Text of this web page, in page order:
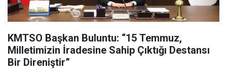
KMTSO Başkan Buluntu: “15 Temmuz,
Milletimizin İradesine Sahip Çıktığı Destansı
Bir Direniştir”